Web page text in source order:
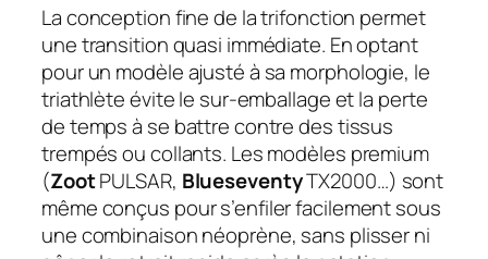
La conception fine de la trifonction permet
une transition quasi immédiate. En optant
pour un modèle ajusté à sa morphologie, le
triathlète évite le sur-emballage et la perte
de temps à se battre contre des tissus
trempés ou collants. Les modèles premium
(ZootPULSAR, BlueseventyTX2000…) sont
même conçus pour s’enfiler facilement sous
une combinaison néoprène, sans plisser ni